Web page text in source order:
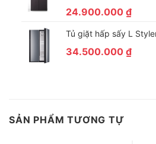
24.900.000 ₫
Tủ giặt hấp sấy L
34.500.000 ₫
SẢN PHẨM TƯƠNG TỰ